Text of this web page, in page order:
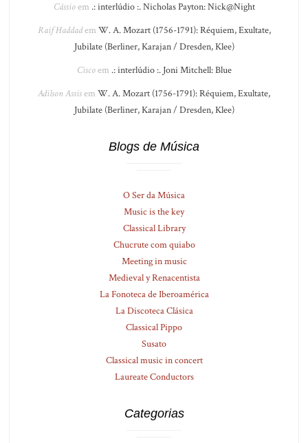
Cássioem .: interlúdio :. Nicholas Payton: Nick@Night
Raif Haddadem W. A. Mozart (1756-1791): Réquiem, Exultate,
Jubilate (Berliner, Karajan / Dresden, Klee)
Ciscoem .: interlúdio :. Joni Mitchell: Blue
Adilson Assisem W. A. Mozart (1756-1791): Réquiem, Exultate,
Jubilate (Berliner, Karajan / Dresden, Klee)
Blogs de Música
O Ser da Música
Music is the key
Classical Library
Chucrute com quiabo
Meeting in music
Medieval y Renacentista
La Fonoteca de Iberoamérica
La Discoteca Clásica
Classical Pippo
Susato
Classical music in concert
Laureate Conductors
Categorias